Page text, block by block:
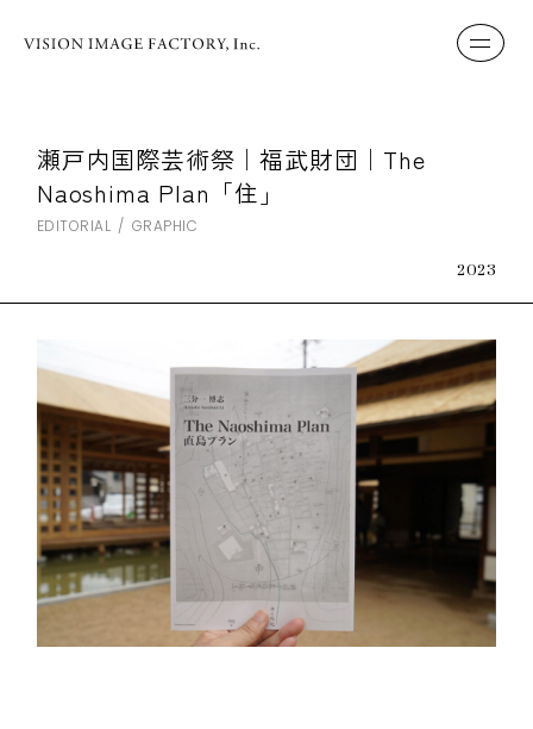
瀬戸内国際芸術祭｜福武財団｜The
Naoshima Plan「住」
EDITORIAL GRAPHIC
2023